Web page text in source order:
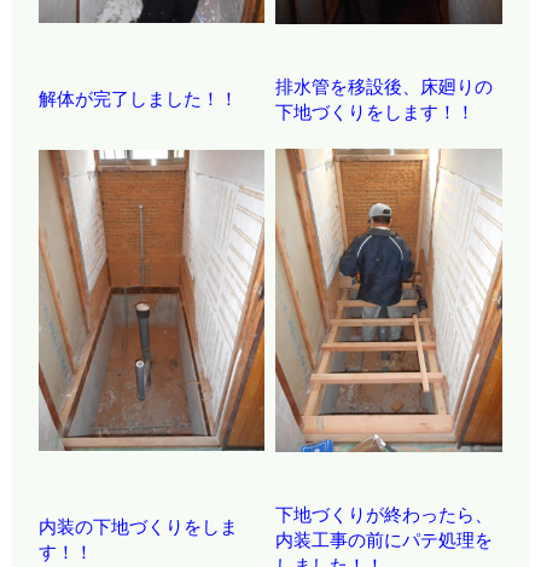
解体が完了しました！！
排水管を移設後、床廻りの
下地づくりをします！！
内装の下地づくりをしま
す！！
下地づくりが終わったら、
内装工事の前にパテ処理を